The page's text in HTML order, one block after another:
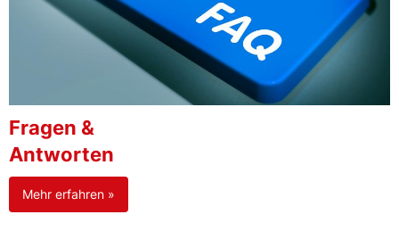
Fragen &
Antworten
Mehr erfahren »